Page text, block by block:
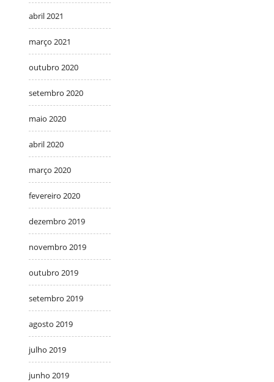
abril 2021
março 2021
outubro 2020
setembro 2020
maio 2020
abril 2020
março 2020
fevereiro 2020
dezembro 2019
novembro 2019
outubro 2019
setembro 2019
agosto 2019
julho 2019
junho 2019